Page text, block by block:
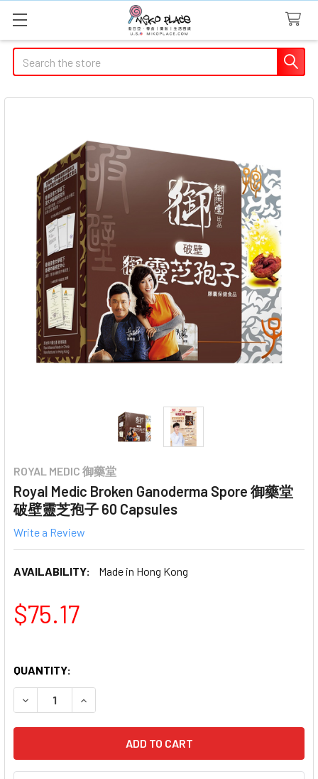
Search
ROYAL MEDIC 御藥堂
Royal Medic Broken Ganoderma Spore 御藥堂
破壁靈芝孢子 60 Capsules
Write a Review
AVAILABILITY: Made in Hong Kong
$75.17
QUANTITY:
DECREASE QUANTITY OF ROYAL MEDIC BROKEN
INCREASE QUANTITY OF ROYAL MEDIC